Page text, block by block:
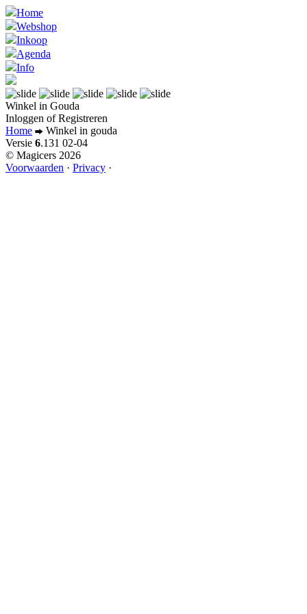
Home
Webshop
Inkoop
Agenda
Info
Winkel in Gouda
Inloggen ofRegistreren
Home
Winkel in gouda
Versie 6.131 02-04
© Magicers 2026
Voorwaarden · Privacy ·